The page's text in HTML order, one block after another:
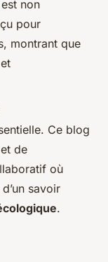
non
pour
montrant que
Ce blog
de
où
savoir
.